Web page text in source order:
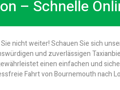
– Schnelle
nicht weiter! Schauen Sie sich
und zuverlässigen
einen einfachen und
Fahrt von Bournemouth nach